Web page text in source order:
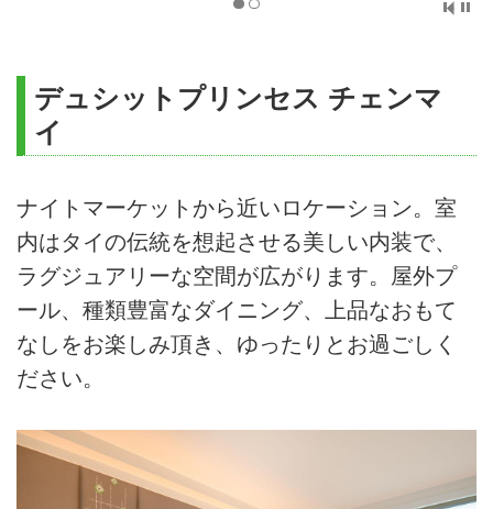
デュシットプリンセス チェンマ
イ
ナイトマーケットから近いロケーション。室
内はタイの伝統を想起させる美しい内装で、
ラグジュアリーな空間が広がります。屋外プ
ール、種類豊富なダイニング、上品なおもて
なしをお楽しみ頂き、ゆったりとお過ごしく
ださい。